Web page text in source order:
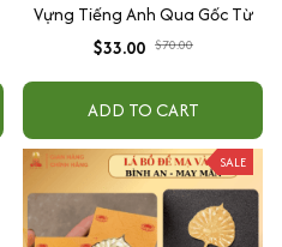
Vựng Tiếng Anh Qua Gốc Từ
$33.00 $70.00
ADD TO CART
SALE